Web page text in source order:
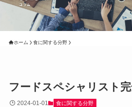
ホーム 食に関する分野
フードスペシャリスト
2024-01-01 食に関する分野